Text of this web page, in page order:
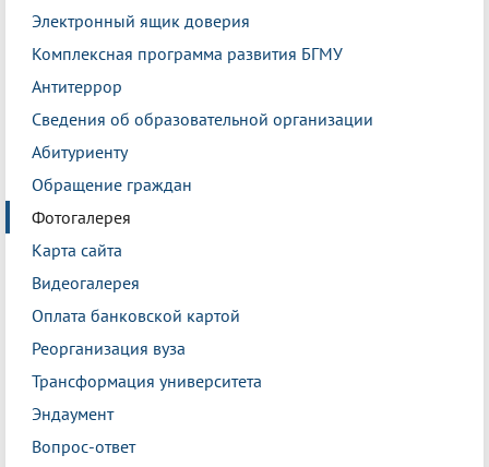
Электронный ящик доверия
Комплексная программа развития БГМУ
Антитеррор
Сведения об образовательной организации
Абитуриенту
Обращение граждан
Фотогалерея
Карта сайта
Видеогалерея
Оплата банковской картой
Реорганизация вуза
Трансформация университета
Эндаумент
Вопрос-ответ